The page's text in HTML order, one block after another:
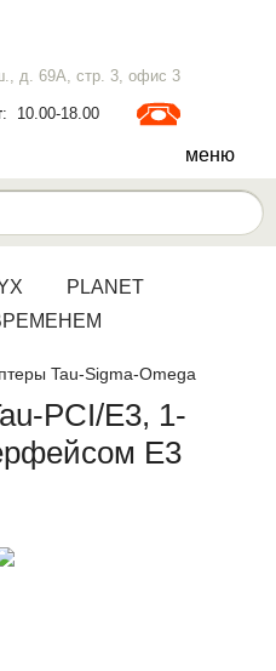
д. 69А, стр. 3, офис 3
: 10.00-18.00
меню
PLANET
Tau-Sigma-Omega
PCI/E3, 1-
E3